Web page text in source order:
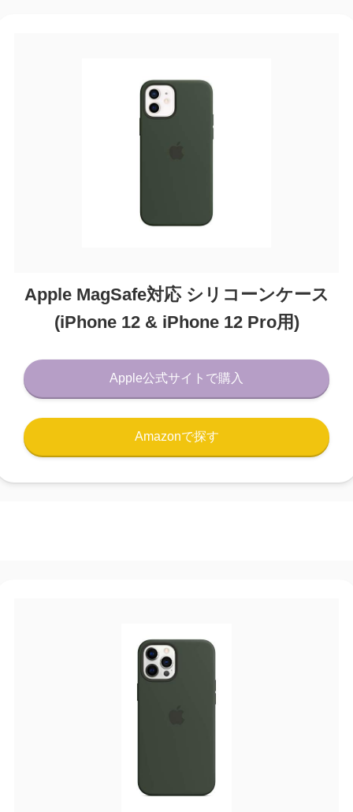
Apple MagSafe対応 シリコーンケース
(iPhone 12 & iPhone 12 Pro用)
Apple公式サイトで購入
Amazonで探す